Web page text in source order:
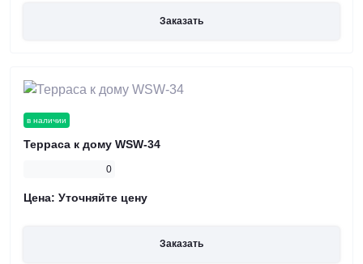
Заказать
в наличии
Терраса к дому WSW-34
0
Цена: Уточняйте цену
Заказать